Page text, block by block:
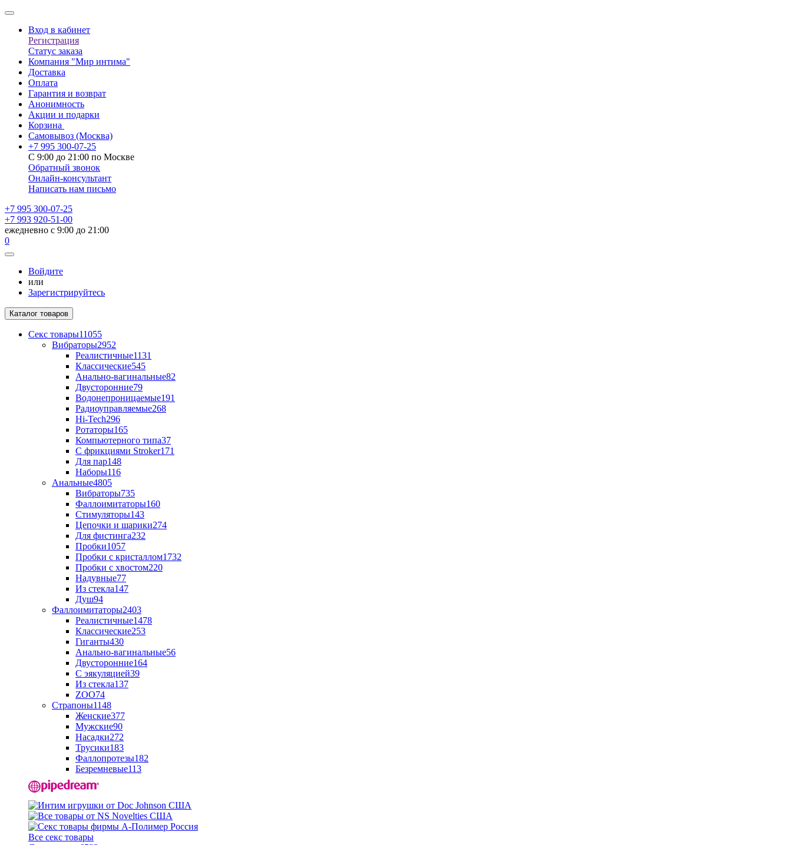
Вход в кабинет
Регистрация
Статус заказа
Компания "Мир интима"
Доставка
Оплата
Гарантия и возврат
Анонимность
Акции и подарки
Корзина
Самовывоз (Москва)
+7 995 300-07-25
С 9:00 до 21:00 по Москве
Обратный звонок
Онлайн-консультант
Написать нам письмо
+7 995 300-07-25
+7 993 920-51-00
ежедневно с 9:00 до 21:00
0
Войдите
или
Зарегистрируйтесь
Каталог товаров
Секс товары11055
Вибраторы2952
Реалистичные1131
Классические545
Анально-вагинальные82
Двусторонние79
Водонепроницаемые191
Радиоуправляемые268
Hi-Tech296
Ротаторы165
Компьютерного типа37
С фрикциями Stroker171
Для пар148
Наборы116
Анальные4805
Вибраторы735
Фаллоимитаторы160
Стимуляторы143
Цепочки и шарики274
Для фистинга232
Пробки1057
Пробки с кристаллом1732
Пробки с хвостом220
Надувные77
Из стекла147
Душ94
Фаллоимитаторы2403
Реалистичные1478
Классические253
Гиганты430
Анально-вагинальные56
Двусторонние164
С эякуляцией39
Из стекла137
ZOO74
Страпоны1148
Женские377
Мужские90
Насадки272
Трусики183
Фаллопротезы182
Безремневые113
Все секс товары